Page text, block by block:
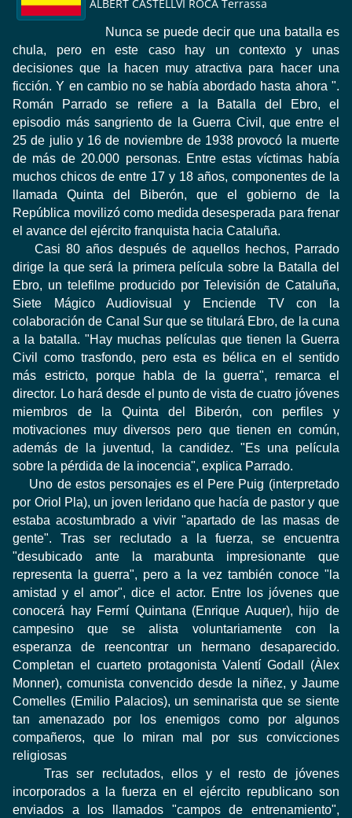
ALBERT CASTELLVÍ ROCA Terrassa
Nunca se puede decir que una batalla es
chula, pero en este caso hay un contexto y unas
decisiones que la hacen muy atractiva para hacer una
ficción. Y en cambio no se había abordado hasta ahora ".
Román Parrado se refiere a la Batalla del Ebro, el
episodio más sangriento de la Guerra Civil, que entre el
25 de julio y 16 de noviembre de 1938 provocó la muerte
de más de 20.000 personas. Entre estas víctimas había
muchos chicos de entre 17 y 18 años, componentes de la
llamada Quinta del Biberón, que el gobierno de la
República movilizó como medida desesperada para frenar
el avance del ejército franquista hacia Cataluña.
Casi 80 años después de aquellos hechos, Parrado
dirige la que será la primera película sobre la Batalla del
Ebro, un telefilme producido por Televisión de Cataluña,
Siete Mágico Audiovisual y Enciende TV con la
colaboración de Canal Sur que se titulará Ebro, de la cuna
a la batalla. "Hay muchas películas que tienen la Guerra
Civil como trasfondo, pero esta es bélica en el sentido
más estricto, porque habla de la guerra", remarca el
director. Lo hará desde el punto de vista de cuatro jóvenes
miembros de la Quinta del Biberón, con perfiles y
motivaciones muy diversos pero que tienen en común,
además de la juventud, la candidez. "Es una película
sobre la pérdida de la inocencia", explica Parrado.
Uno de estos personajes es el Pere Puig (interpretado
por Oriol Pla), un joven leridano que hacía de pastor y que
estaba acostumbrado a vivir "apartado de las masas de
gente". Tras ser reclutado a la fuerza, se encuentra
"desubicado ante la marabunta impresionante que
representa la guerra", pero a la vez también conoce "la
amistad y el amor", dice el actor. Entre los jóvenes que
conocerá hay Fermí Quintana (Enrique Auquer), hijo de
campesino que se alista voluntariamente con la
esperanza de reencontrar un hermano desaparecido.
Completan el cuarteto protagonista Valentí Godall (Àlex
Monner), comunista convencido desde la niñez, y Jaume
Comelles (Emilio Palacios), un seminarista que se siente
tan amenazado por los enemigos como por algunos
compañeros, que lo miran mal por sus convicciones
religiosas
Tras ser reclutados, ellos y el resto de jóvenes
incorporados a la fuerza en el ejército republicano son
enviados a los llamados "campos de entrenamiento",